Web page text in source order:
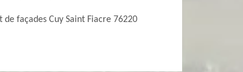
de façades Cuy Saint Fiacre 76220